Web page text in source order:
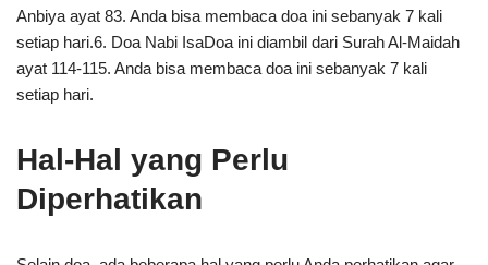
Anbiya ayat 83. Anda bisa membaca doa ini sebanyak 7 kali
setiap hari.6. Doa Nabi IsaDoa ini diambil dari Surah Al-Maidah
ayat 114-115. Anda bisa membaca doa ini sebanyak 7 kali
setiap hari.
Hal-Hal yang Perlu
Diperhatikan